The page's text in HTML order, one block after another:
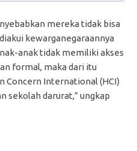
mereka tidak bisa
kewarganegaraannya
anak tidak memiliki akses
formal, maka dari itu
Concern International (HCI)
sekolah darurat,” ungkap